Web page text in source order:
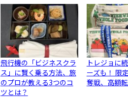
飛行機の「ビジネスクラ
ス」に賢く乗る方法、旅
のプロが教える3つのコ
ツとは？
トレジョに
ーズも！ 限
奪戦、高額